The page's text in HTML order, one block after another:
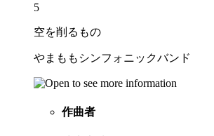
5
空を削るもの
やまももシンフォニックバンド
作曲者